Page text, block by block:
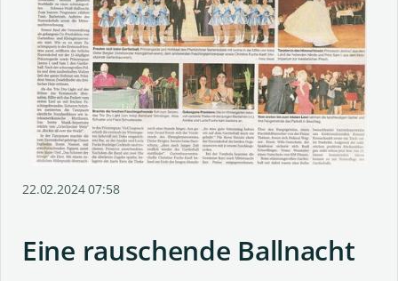
22.02.2024 07:58
Eine rauschende Ballnacht